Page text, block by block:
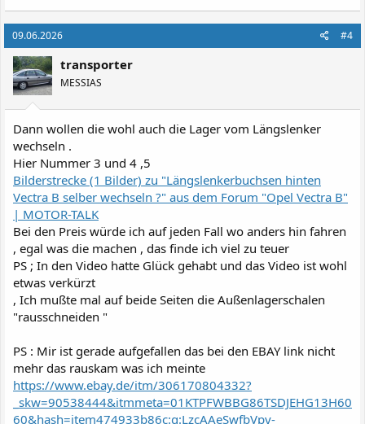
09.06.2026 #4
transporter
MESSIAS
Dann wollen die wohl auch die Lager vom Längslenker
wechseln .
Hier Nummer 3 und 4 ,5
Bilderstrecke (1 Bilder) zu "Längslenkerbuchsen hinten
Vectra B selber wechseln ?" aus dem Forum "Opel Vectra B"
| MOTOR-TALK
Bei den Preis würde ich auf jeden Fall wo anders hin fahren
, egal was die machen , das finde ich viel zu teuer
PS ; In den Video hatte Glück gehabt und das Video ist wohl
etwas verkürzt
, Ich mußte mal auf beide Seiten die Außenlagerschalen
"rausschneiden "
PS : Mir ist gerade aufgefallen das bei den EBAY link nicht
mehr das rauskam was ich meinte
https://www.ebay.de/itm/306170804332?
_skw=90538444&itmmeta=01KTPFWBBG86TSDJEHG13H60
60&hash=item474933b86c:g:LzcAAeSwfbVpy-